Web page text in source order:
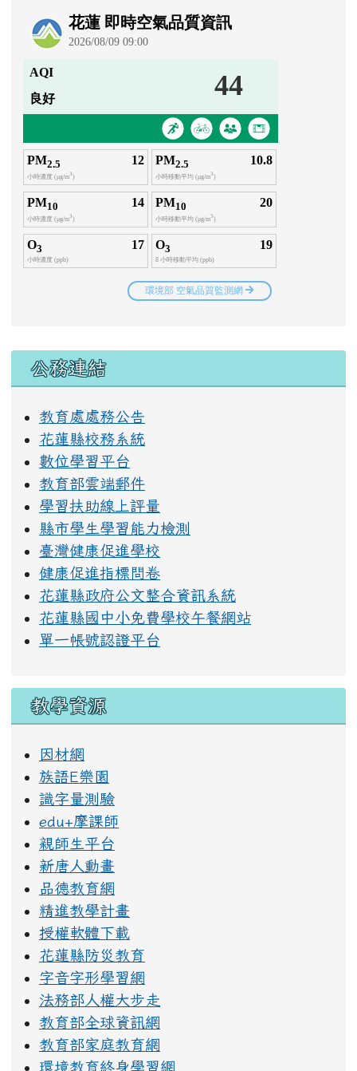
右邊區域內容
公務連結
教育處處務公告
花蓮縣校務系統
數位學習平台
教育部雲端郵件
學習扶助線上評量
縣市學生學習能力檢測
臺灣健康促進學校
健康促進指標問卷
花蓮縣政府公文整合資訊系統
花蓮縣國中小免費學校午餐網站
單一帳號認證平台
教學資源
因材網
族語E樂園
識字量測驗
edu+摩課師
親師生平台
新唐人動畫
品德教育網
精進教學計畫
授權軟體下載
花蓮縣防災教育
字音字形學習網
法務部人權大步走
教育部全球資訊網
教育部家庭教育網
環境教育終身學習網